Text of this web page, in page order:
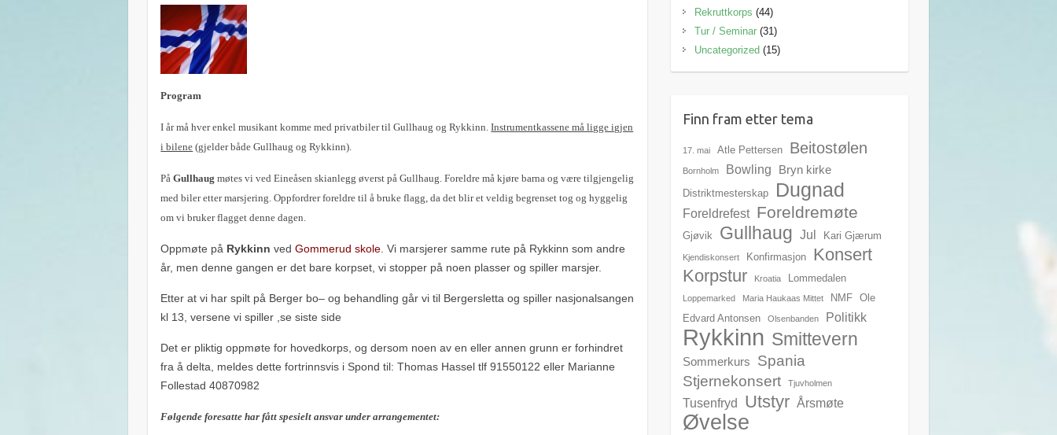
Program
I år må hver enkel musikant komme med privatbiler til Gullhaug og Rykkinn.Instrumentkassene må ligge igjen
i bilene (gjelder både Gullhaug og Rykkinn).
PåGullhaugmøtes vi ved Eineåsen skianlegg øverst på Gullhaug. Foreldre må kjøre barna og være tilgjengelig
med biler etter marsjering. Oppfordrer foreldre til å bruke flagg, da det blir et veldig begrenset tog og hyggelig
om vi bruker flagget denne dagen.
Oppmøte på RykkinnvedGommerud skole .Vi marsjerer samme rute på Rykkinn som andre
år, men denne gangen er det bare korpset, vi stopper på noen plasser og spiller marsjer.
Etterat vi har spilt på Berger bo– og behandling går vi til Bergersletta og spiller nasjonalsangen
kl 13 , versene vispiller ,sesiste side
Det er pliktig oppmøte for hovedkorps , og dersom noen av en eller annen grunn er forhindret
fra å delta, meldes dettefortrinnsvis i Spond til:Thomas Hassel tlf 91550122eller Marianne
Follestad 40870982
Følgende foresatte har fått spesielt ansvar under arrangementet:
Rekruttkorps (44)
Tur / Seminar(31)
Uncategorized (15)
Finn fram etter tema
17. mai Atle Pettersen Beitostølen
Bornholm Bowling Bryn kirke
Distriktmesterskap Dugnad
Foreldrefest Foreldremøte
Gjøvik Gullhaug Jul Kari Gjærum
Kjendiskonsert Konfirmasjon
Konsert
Korpstur
Kroatia Lommedalen
Loppemarked Maria Haukaas Mittet NMF
Ole
Edvard Antonsen
Olsenbanden Politikk
Rykkinn Smittevern
Sommerkurs
Spania
Stjernekonsert
Tjuvholmen
Tusenfryd Utstyr Årsmøte
Øvelse